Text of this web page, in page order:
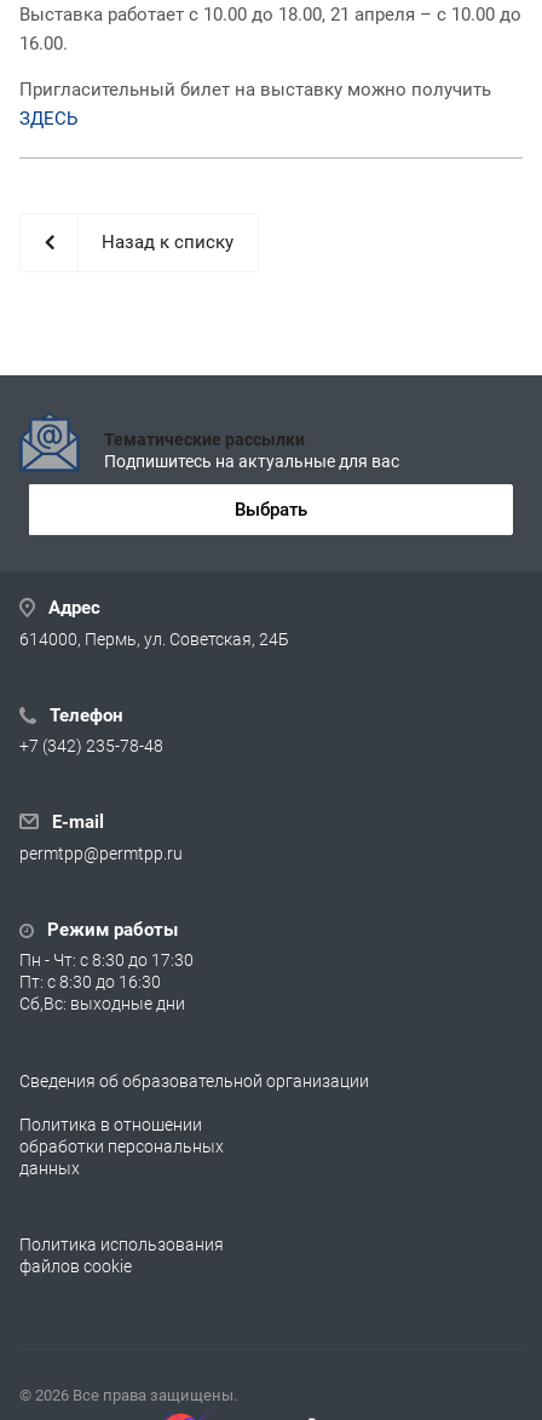
Выставка работает с 10.00 до 18.00, 21 апреля – с 10.00 до
16.00.
Пригласительный билет на выставку можно получить
ЗДЕСЬ
Назад к списку
Тематические рассылки
Подпишитесь на актуальные для вас
Выбрать
Адрес
614000, Пермь, ул. Советская, 24Б
Телефон
+7 (342) 235-78-48
E-mail
permtpp@permtpp.ru
Режим работы
Пн - Чт: с 8:30 до 17:30
Пт: с 8:30 до 16:30
Сб,Вс: выходные дни
Сведения об образовательной организации
Политика в отношении
обработки персональных
данных
Политика использования
файлов cookie
© 2026 Все права защищены.